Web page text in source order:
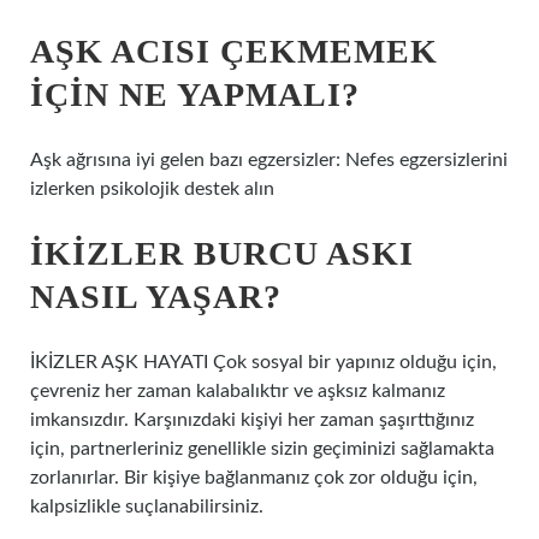
AŞK ACISI ÇEKMEMEK
IÇIN NE YAPMALI?
Aşk ağrısına iyi gelen bazı egzersizler: Nefes egzersizlerini
izlerken psikolojik destek alın
İKIZLER BURCU ASKI
NASIL YAŞAR?
İKİZLER AŞK HAYATI Çok sosyal bir yapınız olduğu için,
çevreniz her zaman kalabalıktır ve aşksız kalmanız
imkansızdır. Karşınızdaki kişiyi her zaman şaşırttığınız
için, partnerleriniz genellikle sizin geçiminizi sağlamakta
zorlanırlar. Bir kişiye bağlanmanız çok zor olduğu için,
kalpsizlikle suçlanabilirsiniz.